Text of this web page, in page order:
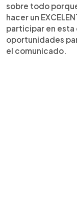
sobre todo
hacer un
participar en esta
oportunidades
el comunicado.